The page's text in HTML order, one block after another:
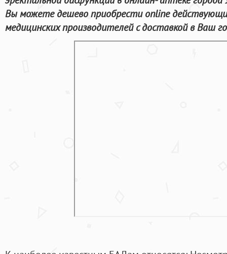
Вы можете дешево приобрести online
медицинских производителей с доставкой в Ваш